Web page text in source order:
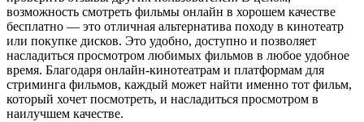
возможность смотреть фильмы онлайн в хорошем качестве
бесплатно — это отличная альтернатива походу в кинотеатр
или покупке дисков. Это удобно, доступно и позволяет
насладиться просмотром любимых фильмов в любое удобное
время. Благодаря онлайн-кинотеатрам и платформам для
стриминга фильмов, каждый может найти именно тот фильм,
который хочет посмотреть, и насладиться просмотром в
наилучшем качестве.